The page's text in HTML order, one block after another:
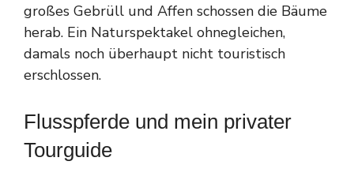
großes Gebrüll und Affen schossen die Bäume
herab. Ein Naturspektakel ohnegleichen,
damals noch überhaupt nicht touristisch
erschlossen.
Flusspferde und mein privater
Tourguide